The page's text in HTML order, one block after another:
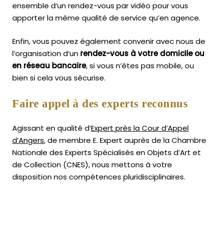
ensemble d’un rendez-vous par vidéo pour vous
apporter la même qualité de service qu’en agence.
Enfin, vous pouvez également convenir avec nous de
l’organisation d’un rendez-vous à votre domicile ou
en réseau bancaire, si vous n’êtes pas mobile, ou
bien si cela vous sécurise.
Faire appel à des experts reconnus
Agissant en qualité d’Expert près la Cour d’Appel
d’Angers, de membre E. Expert auprès de laChambre
Nationale des Experts Spécialisés en Objets d’Art et
de Collection (CNES),nous mettons à votre
disposition nos compétences pluridisciplinaires.